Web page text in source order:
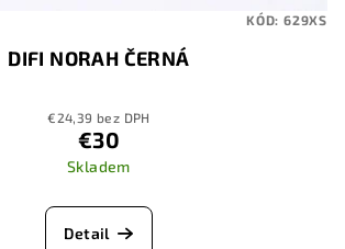
DIFI NORAH ČERNÁ
€24,39 bez DPH
€30
Skladem
Detail
KÓD: 629XS